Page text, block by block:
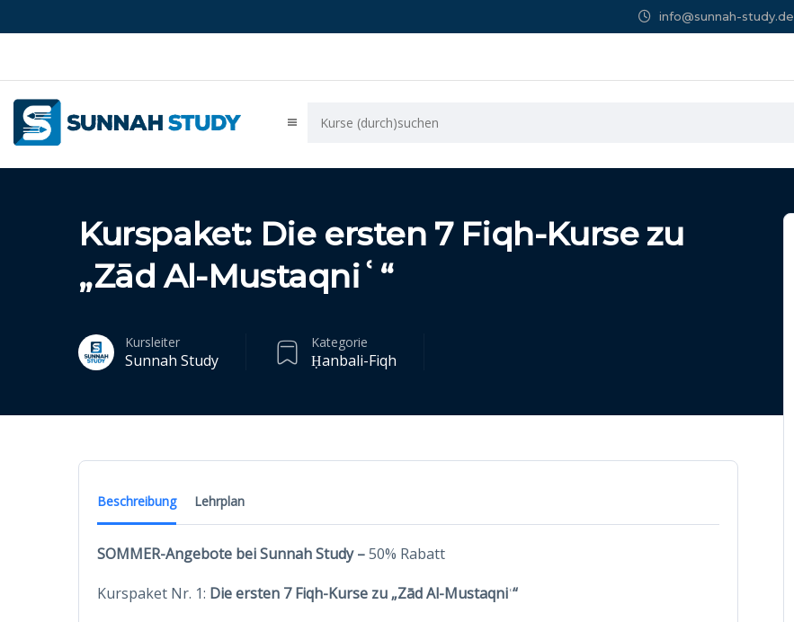
info@sunnah-study.de
Kurspaket: Die ersten 7 Fiqh-Kurse zu
„Zād Al-Mustaqniʿ“
Kursleiter
Sunnah Study
Kategorie
Ḥanbali-Fiqh
Beschreibung Lehrplan
SOMMER-Angebote bei Sunnah Study –50% Rabatt
Kurspaket Nr. 1: Die ersten 7 Fiqh-Kurse zu „Zād Al-Mustaqniʿ“